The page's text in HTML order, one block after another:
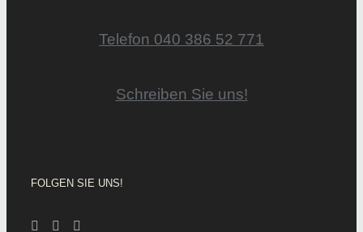
Telefon 040 386 52 771
Schreiben Sie uns!
FOLGEN SIE UNS!